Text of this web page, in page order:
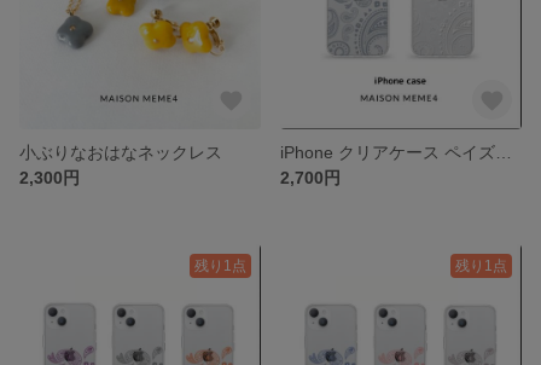
小ぶりなおはなネックレス
2,300円
2,700円
残り1点 残り1点